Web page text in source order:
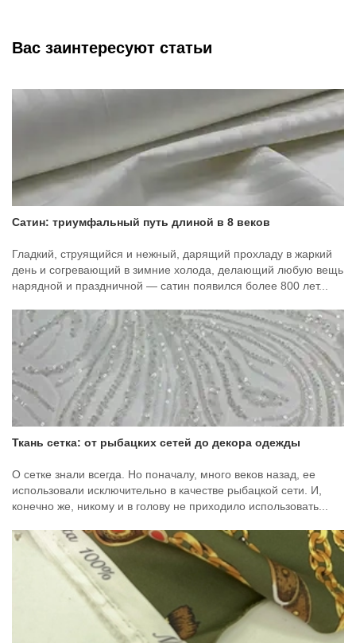
Вас заинтересуют статьи
Сатин: триумфальный путь длиной в 8 веков
Гладкий, струящийся и нежный, дарящий прохладу в жаркий
день и согревающий в зимние холода, делающий любую вещь
нарядной и праздничной — сатин появился более 800 лет...
Ткань сетка: от рыбацких сетей до декора одежды
О сетке знали всегда. Но поначалу, много веков назад, ее
использовали исключительно в качестве рыбацкой сети. И,
конечно же, никому и в голову не приходило использовать...